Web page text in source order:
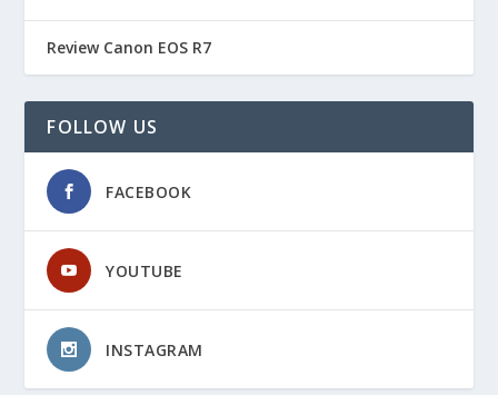
Review Canon EOS R7
FOLLOW US
FACEBOOK
YOUTUBE
INSTAGRAM